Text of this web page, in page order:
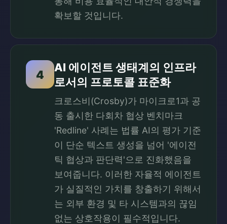
확보할 것입니다.
4
AI 에이전트 생태계의 인프라
로서의 프로토콜 표준화
크로스비(Crosby)가 마이크로1과 공
동 출시한 다회차 협상 벤치마크
'Redline' 사례는 법률 AI의 평가 기준
이 단순 텍스트 생성을 넘어 '에이전
틱 협상과 판단력'으로 진화했음을
보여줍니다. 이러한 자율적 에이전트
가 실질적인 가치를 창출하기 위해서
는 외부 환경 및 타 시스템과의 끊임
없는 상호작용이 필수적입니다.